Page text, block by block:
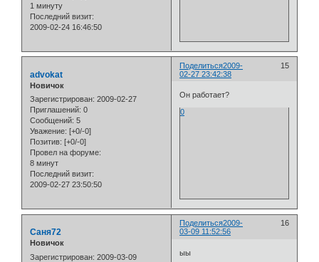
1 минуту
Последний визит:
2009-02-24 16:46:50
Поделиться 15
2009-
02-27 23:42:38
advokat
Новичок
Зарегистрирован: 2009-02-27
Приглашений: 0
Сообщений: 5
Уважение: [+0/-0]
Позитив: [+0/-0]
Провел на форуме:
8 минут
Последний визит:
2009-02-27 23:50:50
Он работает?
0
Поделиться 16
2009-
03-09 11:52:56
Саня72
Новичок
Зарегистрирован: 2009-03-09
ыы